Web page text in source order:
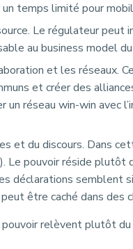
temps limité pour
Le régulateur peut
au business model
et les réseaux.
et créer des
un réseau win-win avec
et du discours. Dans
Le pouvoir réside plutôt
déclarations semblent
être caché dans
relèvent plutôt du